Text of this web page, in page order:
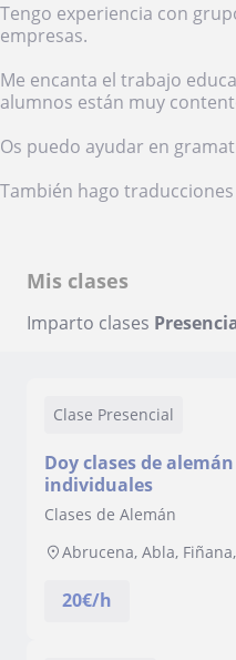
Tengo experiencia con
empresas.
Me encanta el trabajo
alumnos están muy
Os puedo ayudar en
También hago
Mis clases
Imparto clases
Clase Presencial
Doy clases de
individuales
Clases de Alemán
Abrucena, Abla,
20€/h